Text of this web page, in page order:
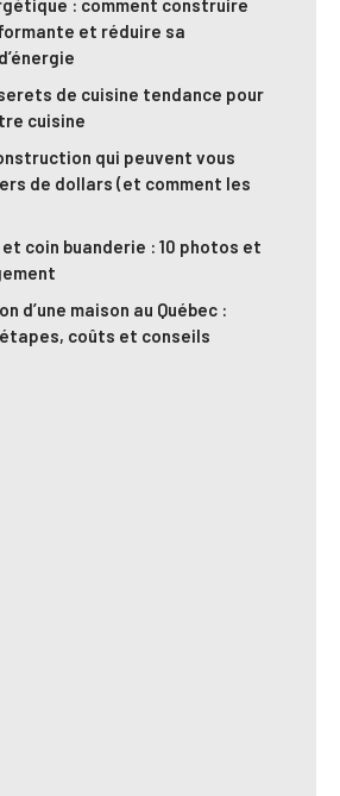
: comment construire
et réduire sa
de cuisine tendance pour
cuisine
qui peuvent vous
de dollars (et comment les
coin buanderie : 10 photos et
d’une maison au Québec :
coûts et conseils